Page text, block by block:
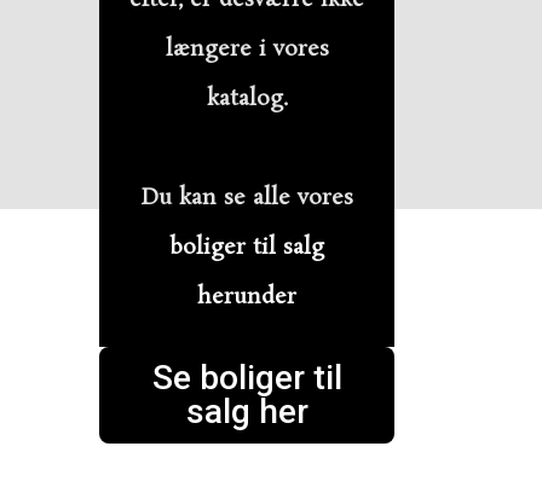
længere i vores
katalog.
Du kan se alle vores
boliger til salg
herunder
Se boliger til
salg her